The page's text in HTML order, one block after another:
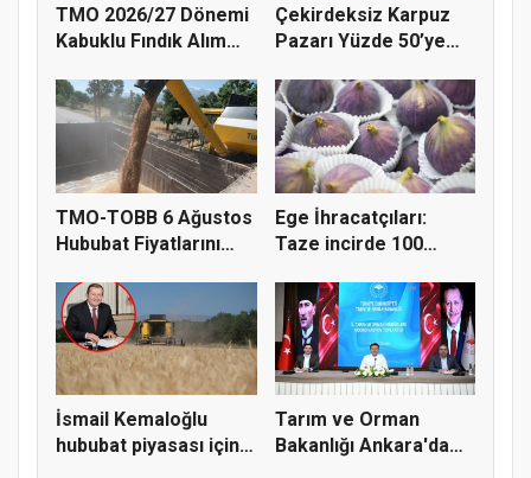
TMO 2026/27 Dönemi
Kabuklu Fındık Alım
Çekirdeksiz Karpuz
Pazarı Yüzde 50’ye
TMO-TOBB 6 Ağustos
Hububat Fiyatlarını
Ege İhracatçıları:
Taze incirde 100
İsmail Kemaloğlu
hububat piyasası için 4
Tarım ve Orman
Bakanlığı Ankara'da